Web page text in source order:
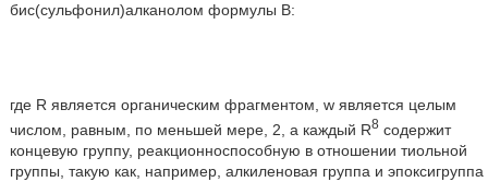
бис(сульфонил)алканолом формулы B:
где R является органическим фрагментом, w является целым
числом, равным, по меньшей мере, 2, а каждый R8содержит
концевую группу, реакционноспособную в отношении тиольной
группы, такую как, например, алкиленовая группа и эпоксигруппа